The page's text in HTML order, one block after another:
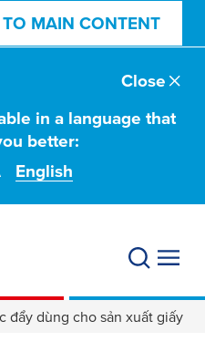
TO MAIN CONTENT
in a language that
better:
English
Close
đẩy dùng cho sản xuất giấy